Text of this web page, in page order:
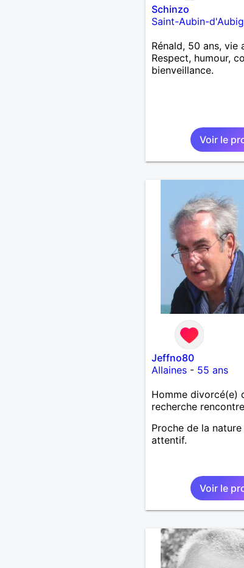
Schinzo
Saint-Aubin-
Rénald, 50 ans, vie
Respect, humour,
bienveillance.
Voir le
Jeffno80
Allaines- 55 ans
Homme divorcé(e)
recherche
Proche de la
attentif.
Voir le